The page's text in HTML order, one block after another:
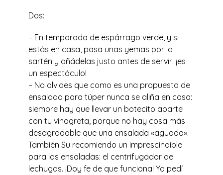
Dos:
– En temporada de espárrago verde, y si
estás en casa, pasa unas yemas por la
sartén y añádelas justo antes de servir: ¡es
un espectáculo!
– No olvides que como es una propuesta de
ensalada para túper nunca se aliña en casa:
siempre hay que llevar un botecito aparte
con tu vinagreta, porque no hay cosa más
desagradable que una ensalada «aguada».
También Su recomiendo un imprescindible
para las ensaladas: el centrifugador de
lechugas. ¡Doy fe de que funciona! Yo pedí